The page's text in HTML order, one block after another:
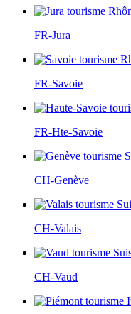
FR-Jura
FR-Savoie
FR-Hte-Savoie
CH-Genève
CH-Valais
CH-Vaud